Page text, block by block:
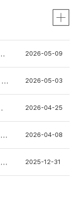
2026-05-09
2026-05-03
2026-04-25
2026-04-08
2025-12-31